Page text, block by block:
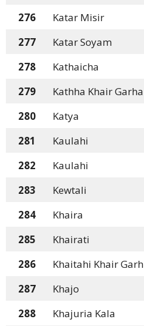
276
Katar Misir
277
Katar Soyam
278
Kathaicha
279
Kathha Khair Garha
280
Katya
281
Kaulahi
282
Kaulahi
283
Kewtali
284
Khaira
285
Khairati
286
Khaitahi Khair Garh
287
Khajo
288
Khajuria Kala